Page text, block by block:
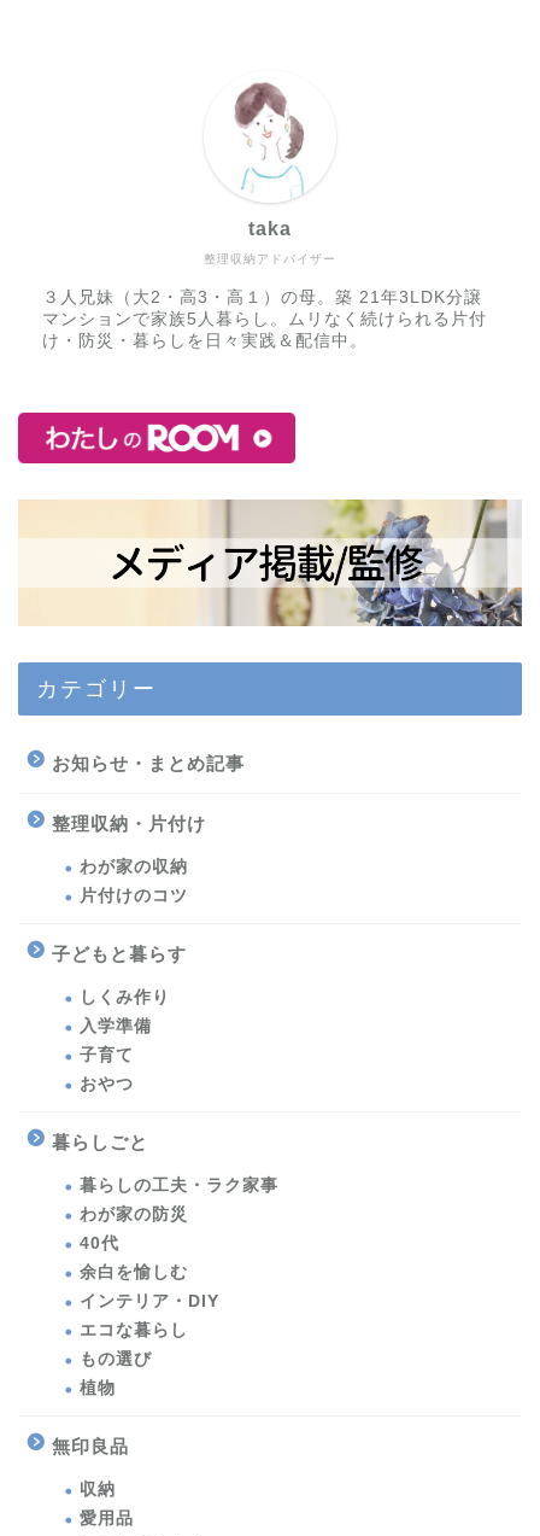
整理収納アドバイザー
taka
３人兄妹（大2・高3・高１）の母。築 21年3LDK分譲
マンションで家族5人暮らし。ムリなく続けられる片付
け・防災・暮らしを日々実践＆配信中。
カテゴリー
お知らせ・まとめ記事
整理収納・片付け
わが家の収納
片付けのコツ
子どもと暮らす
しくみ作り
入学準備
子育て
おやつ
暮らしごと
暮らしの工夫・ラク家事
わが家の防災
40代
余白を愉しむ
インテリア・DIY
エコな暮らし
もの選び
植物
無印良品
収納
愛用品